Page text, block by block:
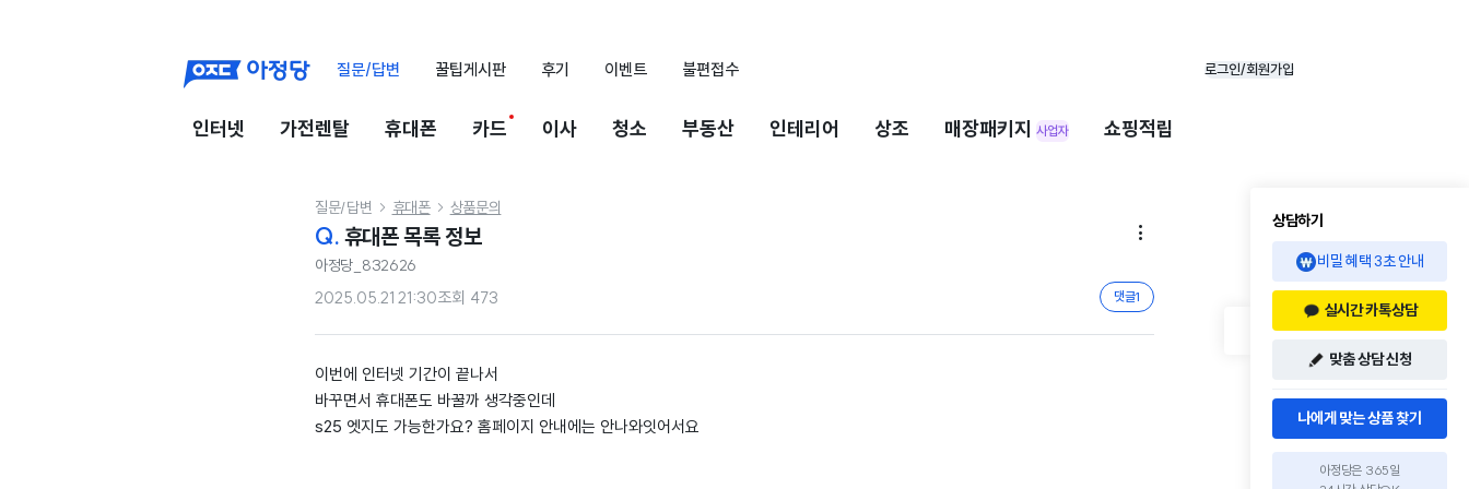
질문/답변 꿀팁게시판 후기 이벤트 불편접수 로그인/회원가입
인터넷 가전렌탈 휴대폰 카드 이사 청소 부동산 인테리어 상조 매장패키지 사업자 쇼핑적립
질문/답변  휴대폰  상품문의
Q. 휴대폰 목록 정보 
아정당_832626
2025.05.21 21:30조회 473 댓글1
이번에 인터넷 기간이 끝나서
바꾸면서 휴대폰도 바꿀까 생각중인데
s25 엣지도 가능한가요? 홈페이지 안내에는 안나와잇어서요
상담하기
비밀 혜택 3초 안내
실시간 카톡상담
맞춤 상담 신청
나에게 맞는 상품 찾기
아정당은 365일